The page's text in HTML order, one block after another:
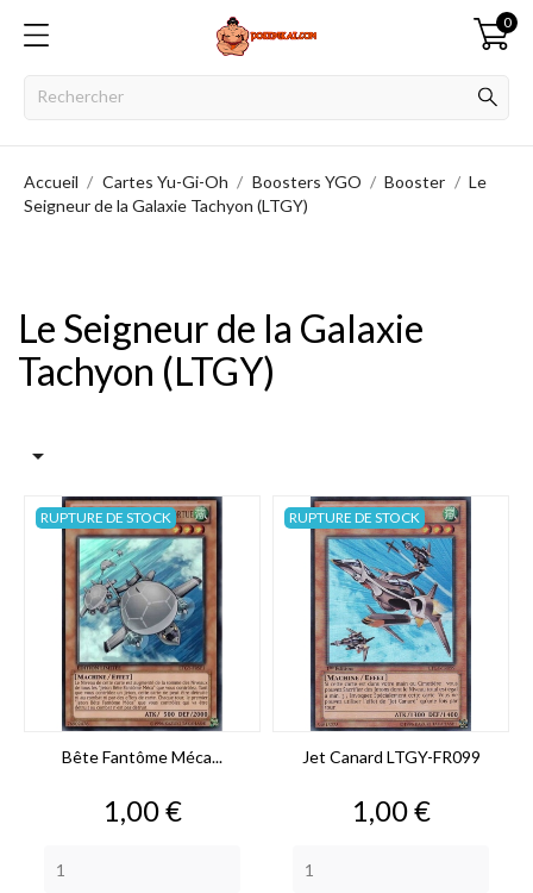
0
Accueil Cartes Yu-Gi-Oh Boosters YGO Booster
Le
Seigneur de la Galaxie Tachyon (LTGY)
Le Seigneur de la Galaxie
Tachyon (LTGY)

Bête Fantôme Méca...
Prix
1,00 €
RUPTURE DE STOCK
Jet Canard LTGY-FR099
Prix
1,00 €
RUPTURE DE STOCK